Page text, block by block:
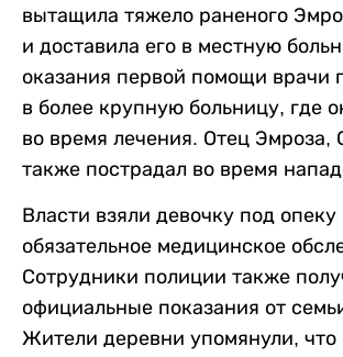
вытащила тяжело раненого
и доставила его в местную
оказания первой помощи врачи
в более крупную больницу, где
во время лечения. Отец Эмроза,
также пострадал во время
Власти взяли девочку под
обязательное медицинское
Сотрудники полиции также
официальные показания от
Жители деревни упомянули, что